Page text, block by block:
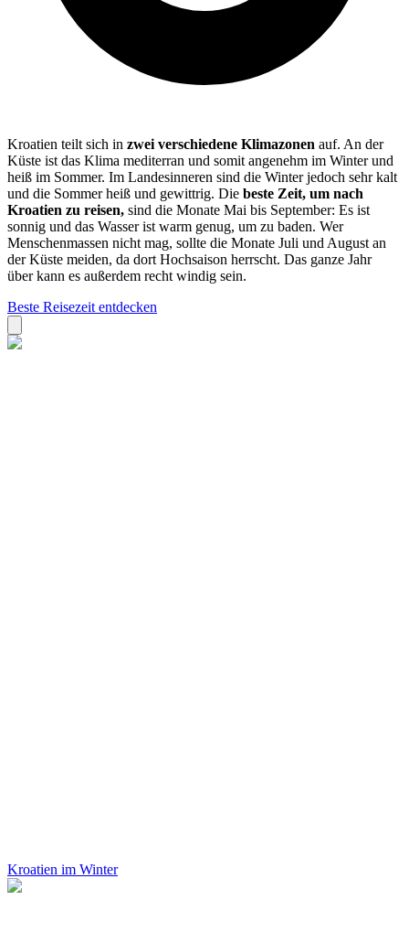
Kroatien teilt sich in zwei verschiedene Klimazonen auf. An der
Küste ist das Klima mediterran und somit angenehm im Winter und
heiß im Sommer. Im Landesinneren sind die Winter jedoch sehr kalt
und die Sommer heiß und gewittrig. Die beste Zeit, um nach
Kroatien zu reisen, sind die Monate Mai bis September: Es ist
sonnig und das Wasser ist warm genug, um zu baden. Wer
Menschenmassen nicht mag, sollte die Monate Juli und August an
der Küste meiden, da dort Hochsaison herrscht. Das ganze Jahr
über kann es außerdem recht windig sein.
Beste Reisezeit entdecken
Kroatien im Winter